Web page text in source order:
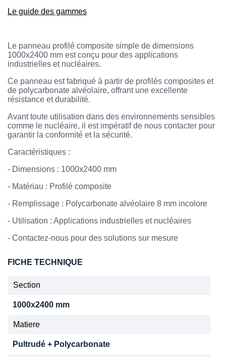
Le guide des gammes
Le panneau profilé composite simple de dimensions
1000x2400 mm est conçu pour des applications
industrielles et nucléaires.
Ce panneau est fabriqué à partir de profilés composites et
de polycarbonate alvéolaire, offrant une excellente
résistance et durabilité.
Avant toute utilisation dans des environnements sensibles
comme le nucléaire, il est impératif de nous contacter pour
garantir la conformité et la sécurité.
Caractéristiques :
- Dimensions : 1000x2400 mm
- Matériau : Profilé composite
- Remplissage : Polycarbonate alvéolaire 8 mm incolore
- Utilisation : Applications industrielles et nucléaires
- Contactez-nous pour des solutions sur mesure
FICHE TECHNIQUE
Section
1000x2400 mm
Matiere
Pultrudé + Polycarbonate